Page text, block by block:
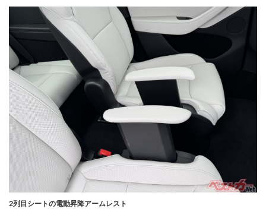
2列目シートの電動昇降アームレスト